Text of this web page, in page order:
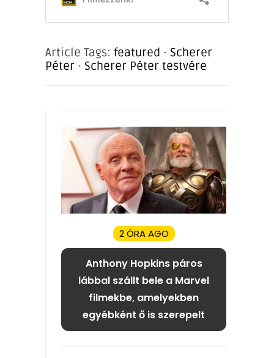
Article Tags: featured · Scherer
Péter · Scherer Péter testvére
2 ÓRA AGO
Anthony Hopkins páros
lábbal szállt bele a Marvel
filmekbe, amelyekben
egyébként ő is szerepelt